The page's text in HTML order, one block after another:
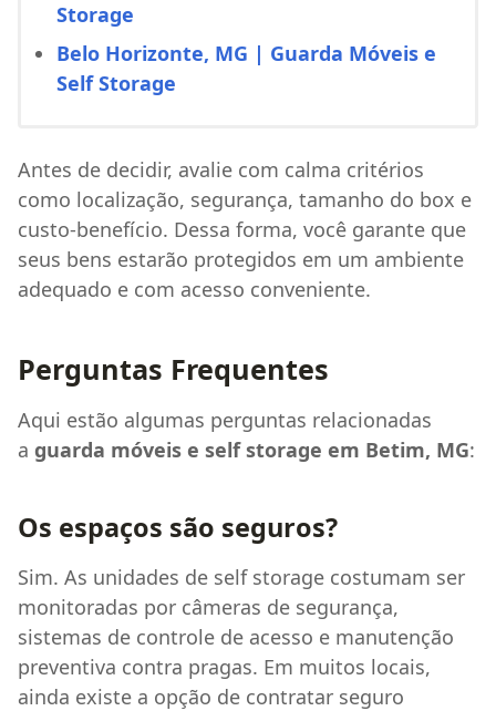
Storage
Belo Horizonte, MG | Guarda Móveis e
Self Storage
Antes de decidir, avalie com calma critérios
como localização, segurança, tamanho do box e
custo-benefício. Dessa forma, você garante que
seus bens estarão protegidos em um ambiente
adequado e com acesso conveniente.
Perguntas Frequentes
Aqui estão algumas perguntas relacionadas
a guarda móveis e self storage em Betim, MG:
Os espaços são seguros?
Sim. As unidades de self storage costumam ser
monitoradas por câmeras de segurança,
sistemas de controle de acesso e manutenção
preventiva contra pragas. Em muitos locais,
ainda existe a opção de contratar seguro